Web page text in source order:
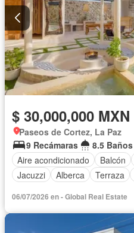
$ 30,000,000 MXN
Paseos de Cortez, La Paz
9 Recámaras
8.5 Baños
Aire acondicionado
Balcón
Jacuzzi
Alberca Terraza
06/07/2026 en - Global Real Estate